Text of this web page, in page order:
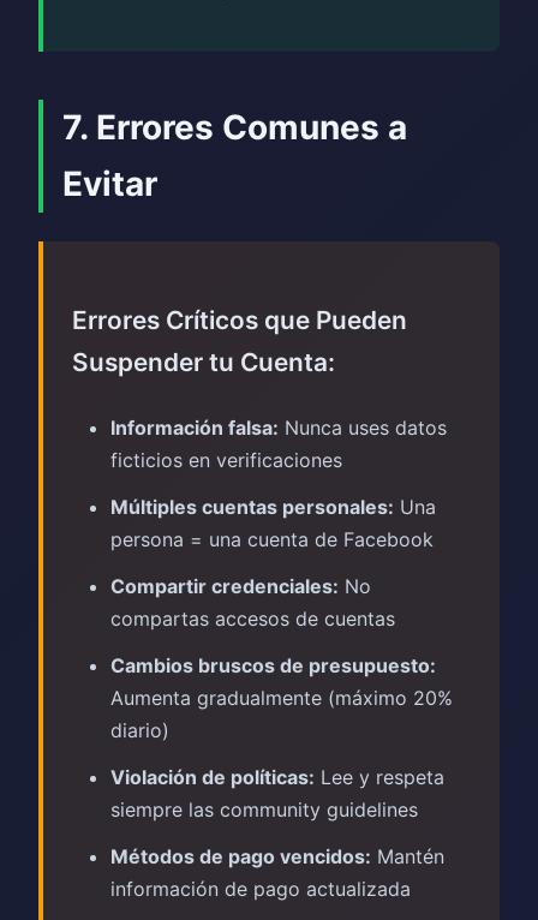
7. Errores Comunes a
Evitar
Errores Críticos que Pueden
Suspender tu Cuenta:
Información falsa: Nunca uses datos
ficticios en verificaciones
Múltiples cuentas personales: Una
persona = una cuenta de Facebook
Compartir credenciales: No
compartas accesos de cuentas
Cambios bruscos de presupuesto:
Aumenta gradualmente (máximo 20%
diario)
Violación de políticas: Lee y respeta
siempre las community guidelines
Métodos de pago vencidos: Mantén
información de pago actualizada